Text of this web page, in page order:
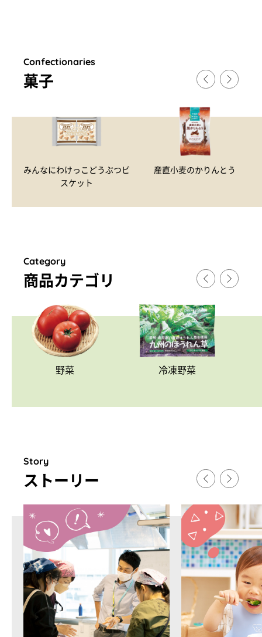
Confectionaries
菓子
みんなにわけっこどうぶつビ
スケット
産直小麦のかりんとう
Category
商品カテゴリ
野菜 冷凍野菜
Story
ストー リ ー